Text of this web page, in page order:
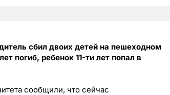
сбил двоих детей на пешеходном
погиб, ребенок 11-ти лет попал в
сообщили, что сейчас